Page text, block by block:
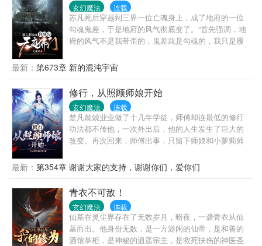
玄幻魔法 连载
苏凡死后穿越到三界一位亡魂身上，成了地府的一位
勾魂鬼差，于是地府的风气彻底变了。“首先强调，地
府的风气不是我带歪的，鬼差就是勾魂的，我只是履
风气。”说完此话，苏凡提着勾魂索走出鬼门关。众鬼
差：快，别躺了，他又去勾魂了，当个咸鱼这么难
吗？黑白无常：苏凡，你个卷王，逼得老子不得不亲
自勾魂，要不然无常神君之位不保啊。三日后，苏凡
勾魂而归，他牵着一个大和尚进入地府，大笑道：你
们看我把谁勾回来了，你们卷的过我？“如……如
来？”看到那大和尚，十殿阎王麻了，黑白无常也麻
了：谁让他当鬼差的？
最新： 第673章 新的混沌宇宙
修行，从照顾师娘开始
玄幻魔法 连载
楚凡兢兢业业做了十几年学徒，师傅却连最低的修行
功法都不传他，一次外出后，他的人生发生了巨大的
改变。再次回来，师傅出事，只留下师娘和小萝莉师
当起照顾师娘和小师妹的重任了。“师娘，你也不想我
们被赶出去吧？”
最新： 第354章 谢谢大家的支持，谢谢你们，爱你们
青衣不可敌！
玄幻魔法 连载
仙墓在灵尘界存在了无数岁月，暗夜，一袭青衣从仙
墓而出。他身份无数，是一方游闲的仙帝，是和善的
酒馆掌柜，是神秘的逍遥宗主，是救死扶伤的神医圣